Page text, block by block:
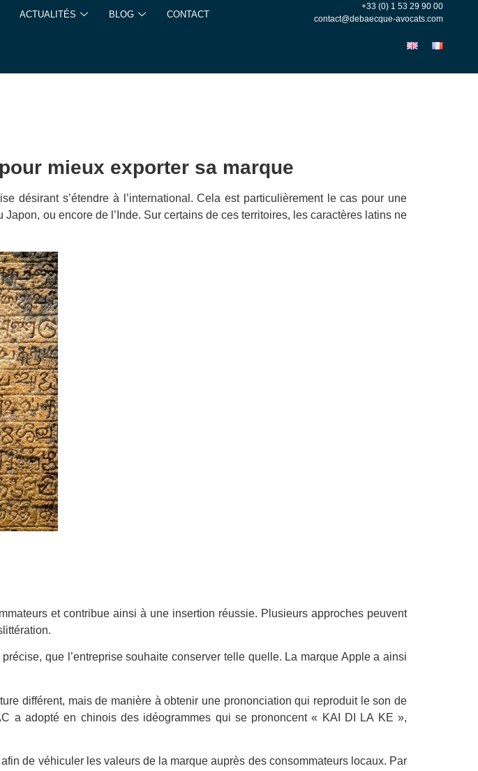
ACTUALITÉS BLOG CONTACT
+33 (0) 1 53 29 90 00
contact@debaecque-avocats.com
mieux exporter sa marque
désirant s’étendre à l’international. Cela est particulièrement le cas pour une
ou encore de l’Inde. Sur certains de ces territoires, les caractères latins ne
et contribue ainsi à une insertion réussie. Plusieurs approches peuvent
que l’entreprise souhaite conserver telle quelle. La marque Apple a ainsi
différent, mais de manière à obtenir une prononciation qui reproduit le son de
a adopté en chinois des idéogrammes qui se prononcent « KAI DI LA KE »,
de véhiculer les valeurs de la marque auprès des consommateurs locaux. Par